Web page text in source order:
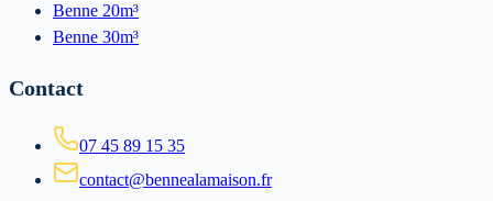
Benne 20m³
Benne 30m³
Contact
07 45 89 15 35
contact@bennealamaison.fr